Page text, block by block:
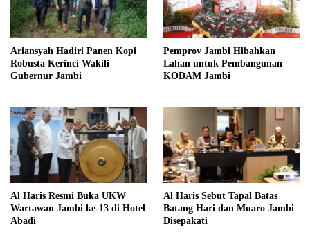
Ariansyah Hadiri Panen Kopi
Robusta Kerinci Wakili
Gubernur Jambi
Pemprov Jambi Hibahkan
Lahan untuk Pembangunan
KODAM Jambi
Al Haris Resmi Buka UKW
Wartawan Jambi ke-13 di Hotel
Abadi
Al Haris Sebut Tapal Batas
Batang Hari dan Muaro Jambi
Disepakati